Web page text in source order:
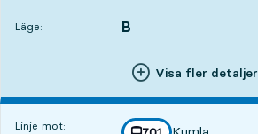
Läge:
LÄGE, B
,
Visa fler detaljer
Linje mot: